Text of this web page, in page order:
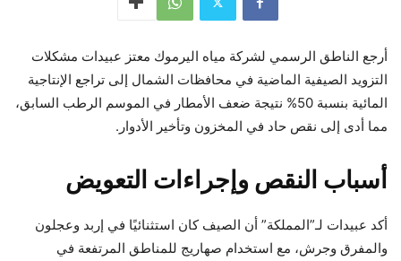
أرجع الناطق الرسمي لشركة مياه اليرموك معتز عبيدات مشكلات
التزويد الصيفية الماضية في محافظات الشمال إلى تراجع الإنتاجية
المائية بنسبة 50% نتيجة ضعف الأمطار في الموسم الرطب السابق،
مما أدى إلى نقص حاد في المخزون وتأخير الأدوار.​
أسباب النقص وإجراءات التعويض
أكد عبيدات لـ”المملكة” أن الصيف كان استثنائيًا في إربد وعجلون
والمفرق وجرش، مع استخدام صهاريج للمناطق المرتفعة في